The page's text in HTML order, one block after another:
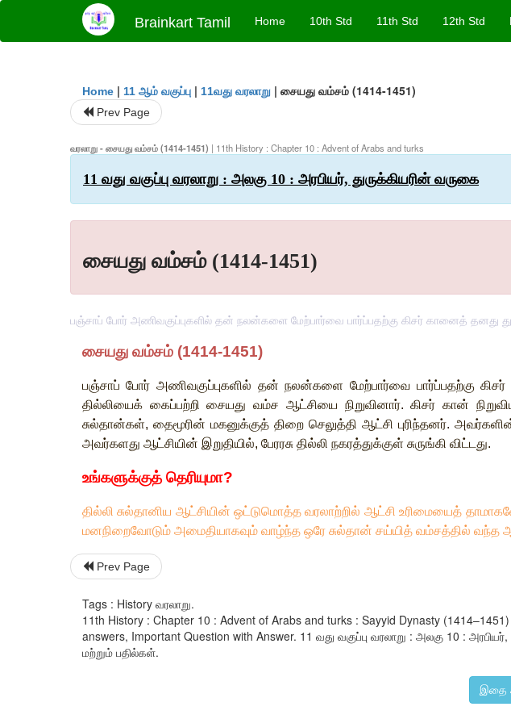
Brainkart Tamil Home 10th Std 11th Std 12th Std
Home | 11 ஆம் வகுப்பு | 11வது வரலாறு | சையது வம்சம் (1414-1451)
Prev Page
வரலாறு - சையது வம்சம் (1414-1451) | 11th History : Chapter 10 : Advent of Arabs and turks
11 வது வகுப்பு வரலாறு : அலகு 10 : அரபியர், துருக்கியரின் வருகை
சையது வம்சம் (1414-1451)
பஞ்சாப் போர் அணிவகுப்புகளில் தன் நலன்களை மேற்பார்வை பார்ப்பதற்கு கிசர் கானைத் தனது
சையது வம்சம்(1414-1451)
பஞ்சாப் போர் அணிவகுப்புகளில் தன் நலன்களை மேற்பார்வை பார்ப்பதற்கு கிசர்
தில்லியைக் கைப்பற்றி சையது வம்ச ஆட்சியை நிறுவினார்.கிசர் கான்
சுல்தான்கள், தைமூரின் மகனுக்குத் திறை செலுத்தி ஆட்சி புரிந்தனர்.
அவர்களது ஆட்சியின் இறுதியில், பேரரசு தில்லி நகரத்துக்குள் சுருங்கி விட்டது.
உங்களுக்குத் தெரியுமா?
தில்லி சுல்தானிய ஆட்சியின் ஒட்டுமொத்த வரலாற்றில் ஆட்சி உரிமையைத்
மனநிறைவோடும் அமைதியாகவும் வாழ்ந்த ஒரே சுல்தான் சய்யித் வம்சத்தில் வந்த
Prev Page
Tags : History வரலாறு.
11th History : Chapter 10 : Advent of Arabs and turks : Sayyid Dynasty
answers, Important Question with Answer. 11 வது வகுப்பு வரலாறு : அலகு 10 :
மற்றும் பதில்கள்.
இதை